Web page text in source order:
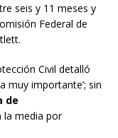
seis y 11 meses y
Federal de
Civil detalló
muy importante’; sin
de
la media por